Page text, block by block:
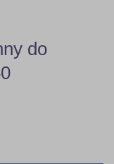
do